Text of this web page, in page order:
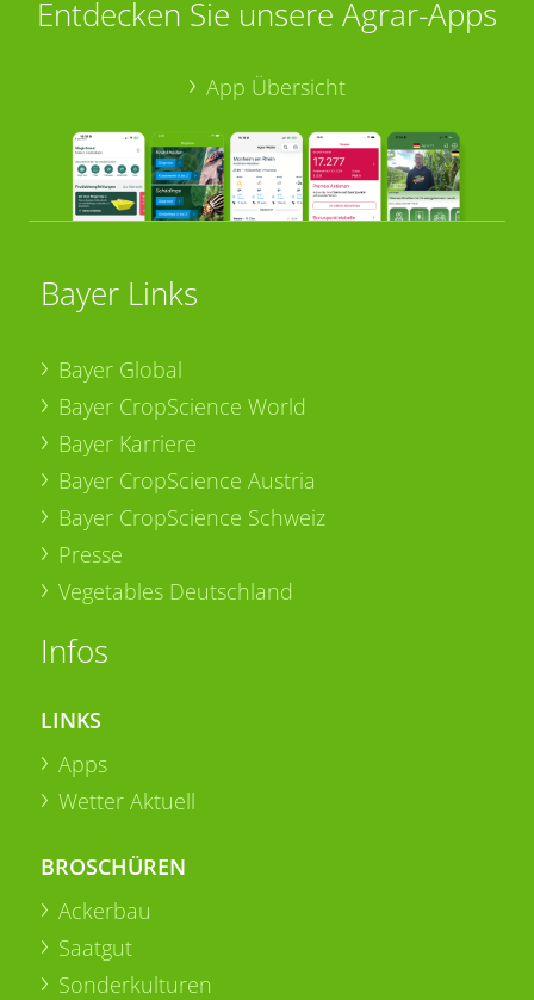
Entdecken Sie unsere Agrar-Apps
App Übersicht
Bayer Links
Bayer Global
Bayer CropScience World
Bayer Karriere
Bayer CropScience Austria
Bayer CropScience Schweiz
Presse
Vegetables Deutschland
Infos
LINKS
Apps
Wetter Aktuell
BROSCHÜREN
Ackerbau
Saatgut
Sonderkulturen